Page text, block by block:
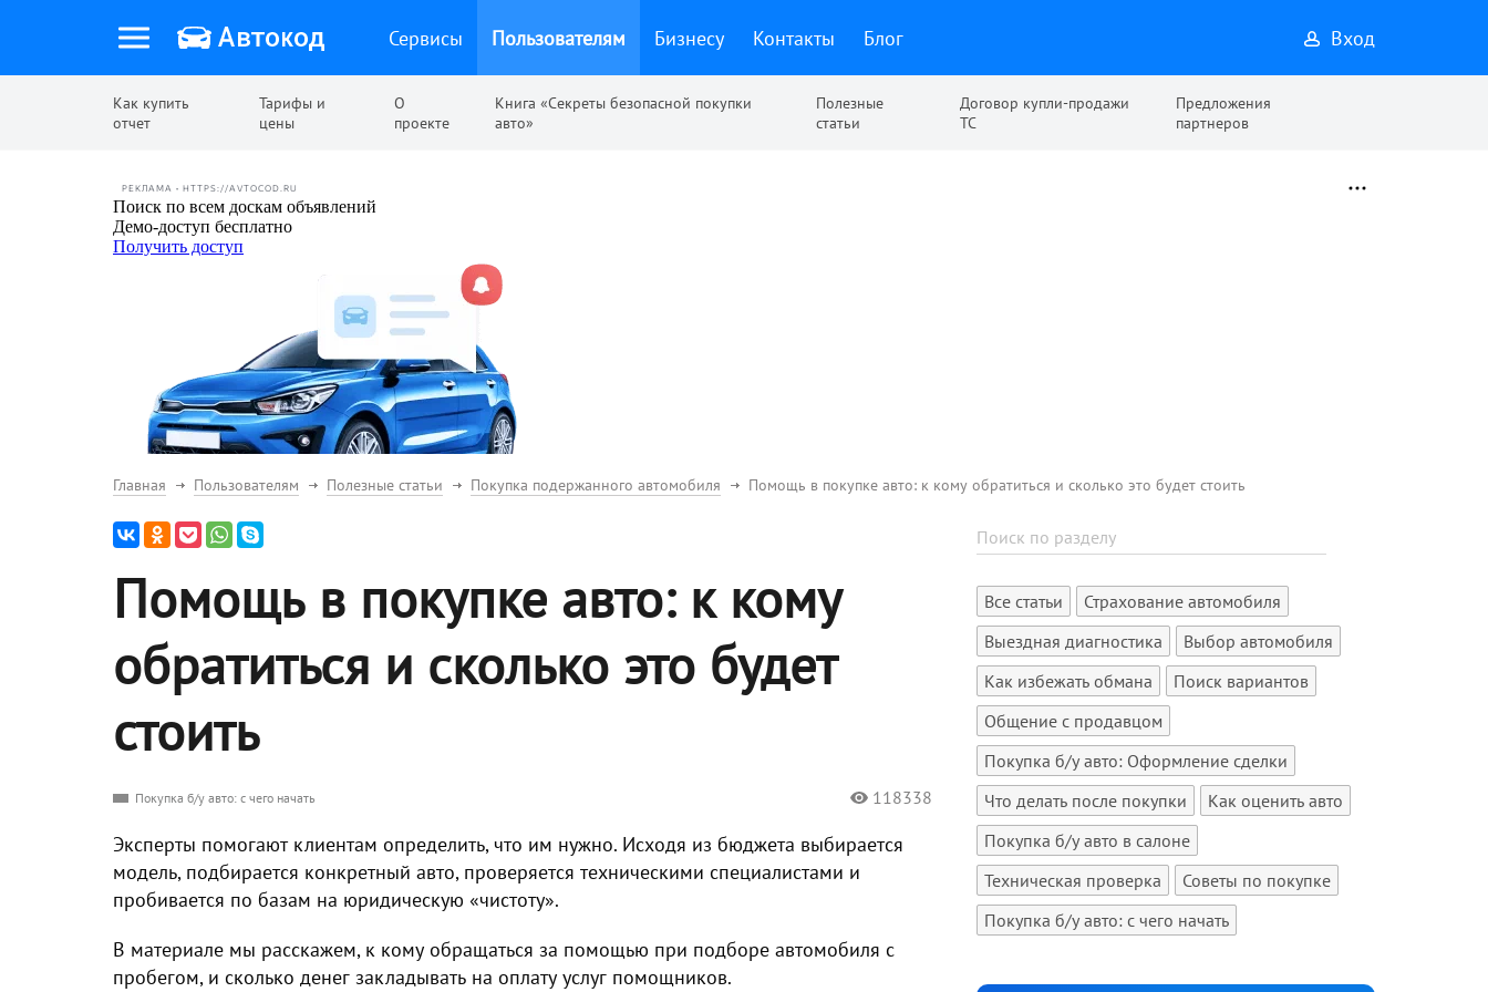
Сервисы Пользователям Бизнесу Контакты Блог Вход
Как купить
отчет
Тарифы и
цены
О
проекте
Книга «Секреты безопасной покупки
авто»
Полезные
статьи
Договор купли-продажи
ТС
Предложения
партнеров
РЕКЛАМА • HTTPS://AVTOCOD.RU
Главная Пользователям Полезные статьи Покупка подержанного автомобиля Помощь в покупке авто: к кому обратиться и сколько это будет стоить
Помощь в покупке авто: к кому
обратиться и сколько это будет
стоить
Покупка б/у авто: с чего начать 118338
Эксперты помогают клиентам определить, что им нужно. Исходя из бюджета выбирается
модель, подбирается конкретный авто, проверяется техническими специалистами и
пробивается по базам на юридическую «чистоту».
В материале мы расскажем, к кому обращаться за помощью при подборе автомобиля с
пробегом, и сколько денег закладывать на оплату услуг помощников.
Все статьи
Страхование автомобиля
Выездная диагностика
Выбор автомобиля
Как избежать обмана
Поиск вариантов
Общение с продавцом
Покупка б/у авто: Оформление сделки
Что делать после покупки
Как оценить авто
Покупка б/у авто в салоне
Техническая проверка
Советы по покупке
Покупка б/у авто: с чего начать